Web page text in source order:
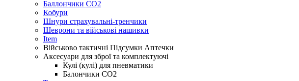
Баллончики CO2
Кобури
Шнури страхувальні-тренчики
Шеврони та військові нашивки
Item
Військово тактичні Підсумки Аптечки
Аксесуари для зброї та комплектуючі
Кулі (кулі) для пневматики
Балончики CO2